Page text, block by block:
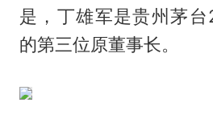
是，丁雄军是贵州茅
的第三位原董事长。